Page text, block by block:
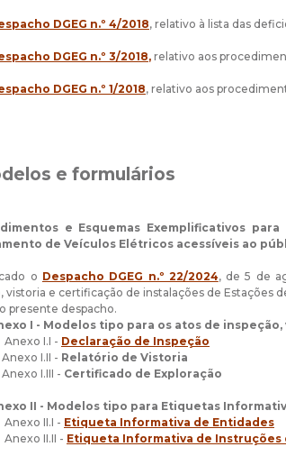
DGEG n.º 4/2018, relativo à lista das
DGEG n.º 3/2018, relativo aos
DGEG n.º 1/2018, relativo aos
e formulários
e Esquemas Exemplificativos
de Veículos Elétricos acessíveis ao
o Despacho DGEG n.º 22/2024, de 5 de
vistoria e certificação de instalações de Estações
presente despacho.
I - Modelos tipo para os atos de
I.I - Declaração de Inspeção
I.II - Relatório de Vistoria
I.III - Certificado de Exploração
II - Modelos tipo para Etiquetas
II.I - Etiqueta Informativa de Entidades
II.II - Etiqueta Informativa de Instruções